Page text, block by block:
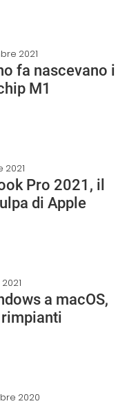
2021
fa nascevano i
M1
2021
Pro 2021, il
di Apple
a macOS,
2020